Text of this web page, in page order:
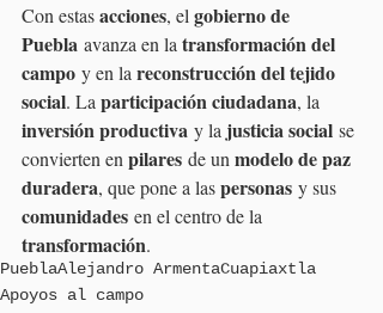
Con estas acciones, el gobierno de
Puebla avanza en la transformación del
campo y en la reconstrucción del tejido
social. La participación ciudadana, la
inversión productiva y la justicia social se
convierten en pilares de un modelo de paz
duradera, que pone a las personas y sus
comunidades en el centro de la
transformación.
PueblaAlejandro ArmentaCuapiaxtla
Apoyos al campo